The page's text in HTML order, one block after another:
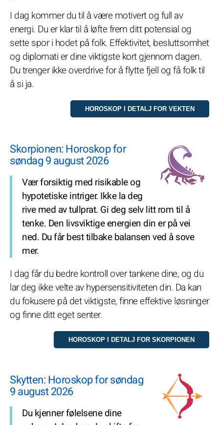
I dag kommer du til å være motivert og full av
energi. Du er klar til å løfte frem ditt potensial og
sette spor i hodet på folk. Effektivitet, besluttsomhet
og diplomati er dine viktigste kort gjennom dagen.
Du trenger ikke overdrive for å flytte fjell og få folk til
å si ja.
Skorpionen: Horoskop for
søndag 9 august 2026
Vær forsiktig med risikable og
hypotetiske intriger. Ikke la deg
rive med av tullprat. Gi deg selv litt rom til å
tenke. Den livsviktige energien din er på vei
ned. Du får best tilbake balansen ved å sove
mer.
I dag får du bedre kontroll over tankene dine, og du
lar deg ikke velte av hypersensitiviteten din. Da kan
du fokusere på det viktigste, finne effektive løsninger
og finne ditt eget senter.
Skytten: Horoskop for søndag
9 august 2026
Du kjenner følelsene dine